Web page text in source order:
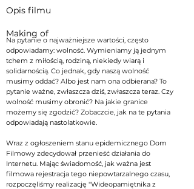
Opis filmu
Making of
Na pytanie o najważniejsze wartości, często
odpowiadamy: wolność. Wymieniamy ją jednym
tchem z miłością, rodziną, niekiedy wiarą i
solidarnością. Co jednak, gdy naszą wolność
musimy oddać? Albo jest nam ona odbierana? To
pytanie ważne, zwłaszcza dziś, zwłaszcza teraz. Czy
wolność musimy obronić? Na jakie granice
możemy się zgodzić? Zobaczcie, jak na te pytania
odpowiadają nastolatkowie.
Wraz z ogłoszeniem stanu epidemicznego Dom
Filmowy zdecydował przenieść działania do
Internetu. Mając świadomość, jak ważna jest
filmowa rejestracja tego niepowtarzalnego czasu,
rozpoczęliśmy realizację "Wideopamiętnika z